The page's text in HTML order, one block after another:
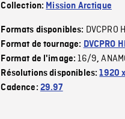
Collection: Mission Arctique
Formats disponibles: DVCPRO
Format de tournage: DVCPRO
Format de l'image:16/9,
Résolutions disponibles:1920
Cadence: 29.97